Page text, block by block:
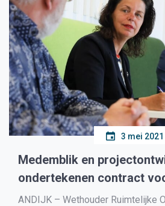
3 mei 2021
Medemblik en
ondertekenen contract
woningen Asoniaterrein
ANDIJK – Wethouder Ruimtelijke